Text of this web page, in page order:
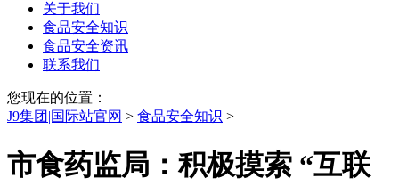
关于我们
食品安全知识
食品安全资讯
联系我们
您现在的位置：
J9集团|国际站官网 > 食品安全知识 >
市食药监局：积极摸索 “互联